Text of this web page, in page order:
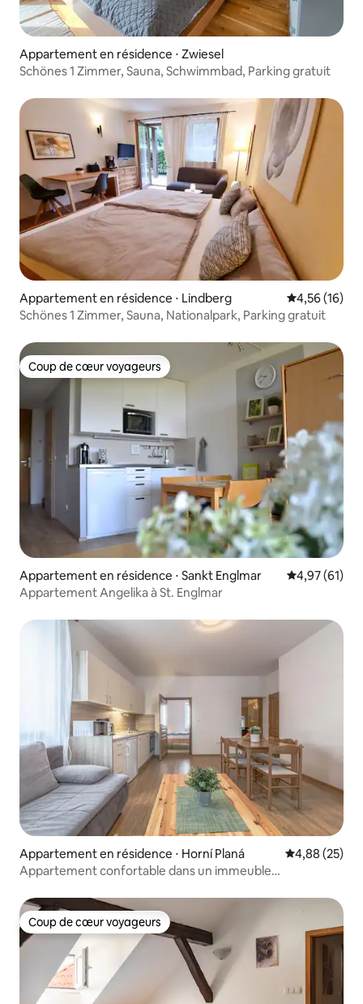
Appartement en résidence ⋅ Zwiesel
Schönes 1 Zimmer, Sauna, Schwimmbad, Parking gratuit
Appartement en résidence ⋅ Lindberg Évaluation
4,56 (16)
Schönes 1 Zimmer, Sauna, Nationalpark, Parking gratuit
Coup de cœur voyageurs
Coup de cœur voyageurs
Appartement en résidence ⋅ Sankt Englmar Évaluation
4,97 (61)
Appartement Angelika à St. Englmar
Appartement en résidence ⋅ Horní Planá Évaluation
4,88 (25)
Appartement confortable dans un immeuble
Coup de cœur voyageurs
Coup de cœur voyageurs